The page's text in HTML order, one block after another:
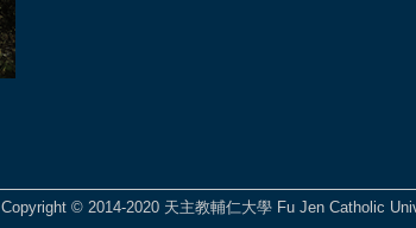
Copyright © 2014-2020 天主教輔仁大學 Fu Jen Catholic